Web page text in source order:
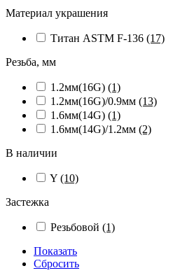
Материал украшения
Титан ASTM F-136 (17)
Резьба, мм
1.2мм(16G) (1)
1.2мм(16G)/0.9мм (13)
1.6мм(14G) (1)
1.6мм(14G)/1.2мм (2)
В наличии
Y (10)
Застежка
Резьбовой (1)
Показать
Сбросить